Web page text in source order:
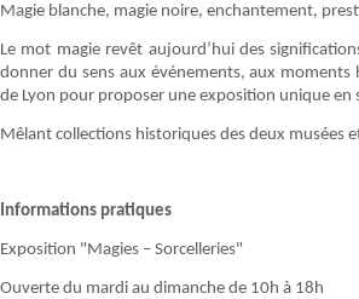
Magie blanche, magie noire, enchantement,
Le mot magie revêt aujourd’hui des
donner du sens aux événements, aux moments
de Lyon pour proposer une exposition unique en
Mêlant collections historiques des deux musées
Informations pratiques
Exposition "Magies – Sorcelleries"
Ouverte du mardi au dimanche de 10h à 18h